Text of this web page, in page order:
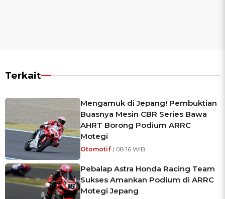
Terkait
Mengamuk di Jepang! Pembuktian
Buasnya Mesin CBR Series Bawa
AHRT Borong Podium ARRC
Motegi
Otomotif | 08:16 WIB
Pebalap Astra Honda Racing Team
Sukses Amankan Podium di ARRC
Motegi Jepang